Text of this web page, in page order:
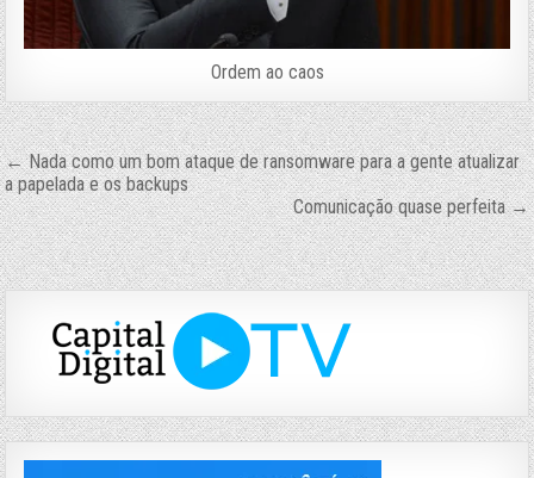
Ordem ao caos
Navegação
de
Post
← Nada como um bom ataque de ransomware para a gente atualizar
a papelada e os backups
Comunicação quase perfeita →